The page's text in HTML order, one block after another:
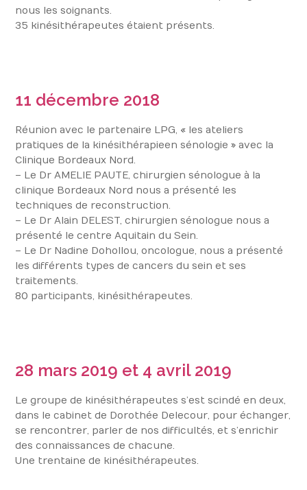
nous les soignants.
35 kinésithérapeutes étaient présents.
11 décembre 2018
Réunion avec le partenaire LPG, « les ateliers
pratiques de la kinésithérapie en sénologie » avec la
Clinique Bordeaux Nord.
– Le Dr AMELIE PAUTE, chirurgien sénologue à la
clinique Bordeaux Nord nous a présenté les
techniques de reconstruction.
– Le Dr Alain DELEST, chirurgien sénologue nous a
présenté le centre Aquitain du Sein.
– Le Dr Nadine Dohollou, oncologue, nous a présenté
les différents types de cancers du sein et ses
traitements.
80 participants, kinésithérapeutes.
28 mars 2019 et 4 avril 2019
Le groupe de kinésithérapeutes s’est scindé en deux,
dans le cabinet de Dorothée Delecour, pour échanger,
se rencontrer, parler de nos difficultés, et s’enrichir
des connaissances de chacune.
Une trentaine de kinésithérapeutes.